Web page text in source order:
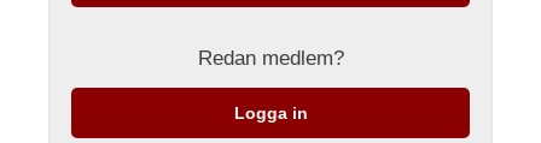
Redan medlem?
Logga in